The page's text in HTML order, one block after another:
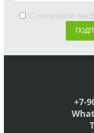
С политикой
+7-